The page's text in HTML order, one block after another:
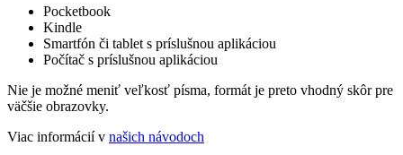
Pocketbook
Kindle
Smartfón či tablet s príslušnou aplikáciou
Počítač s príslušnou aplikáciou
Nie je možné meniť veľkosť písma, formát je preto vhodný skôr pre
väčšie obrazovky.
Viac informácií v našich návodoch